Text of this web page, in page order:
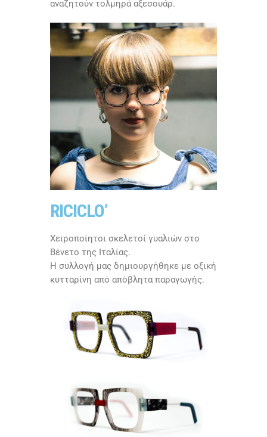
αναζητούν τολμηρά αξεσουάρ.
RICICLO’
Χειροποίητοι σκελετοί γυαλιών στο
Βένετο της Ιταλίας.
Η συλλογή μας δημιουργήθηκε με οξική
κυτταρίνη από απόβλητα παραγωγής.